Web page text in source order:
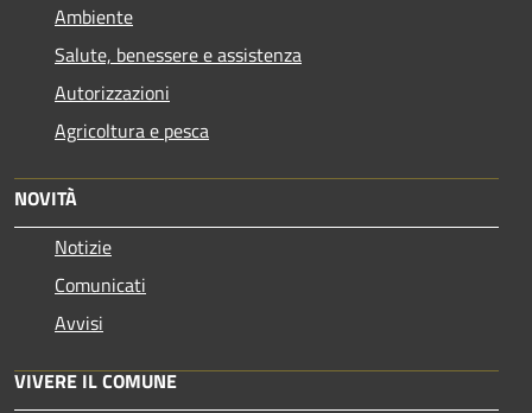
Ambiente
Salute, benessere e assistenza
Autorizzazioni
Agricoltura e pesca
NOVITÀ
Notizie
Comunicati
Avvisi
VIVERE IL COMUNE